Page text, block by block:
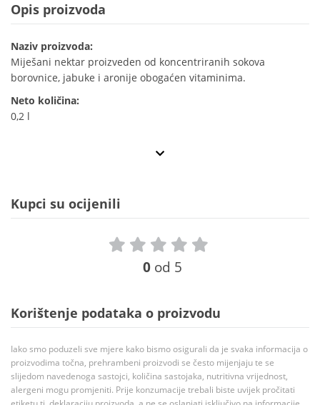
Opis proizvoda
Naziv proizvoda:
Miješani nektar proizveden od koncentriranih sokova
borovnice, jabuke i aronije obogaćen vitaminima.
Neto količina:
0,2 l
Kupci su ocijenili
0 od 5
Korištenje podataka o proizvodu
Iako smo poduzeli sve mjere kako bismo osigurali da je svaka informacija o
proizvodima točna, prehrambeni proizvodi se često mijenjaju te se
slijedom navedenoga sastojci, količina sastojaka, nutritivna vrijednost,
alergeni mogu promjeniti. Prije konzumacije trebali biste uvijek pročitati